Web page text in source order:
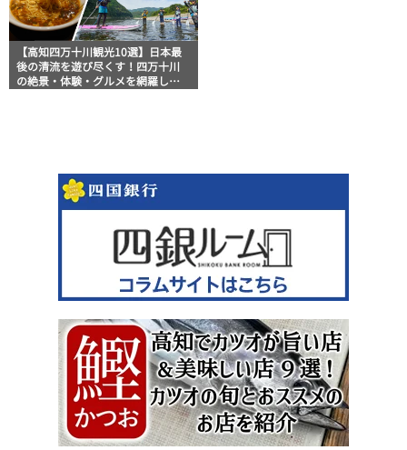
【高知四万十川観光10選】日本最
後の清流を遊び尽くす！四万十川
の絶景・体験・グルメを網羅した